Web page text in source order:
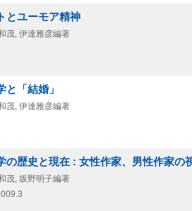
とユーモア精神
茂, 伊達雅彦編著
と「結婚」
茂, 伊達雅彦編著
の歴史と現在 : 女性作家、男性作家の
茂, 坂野明子編著